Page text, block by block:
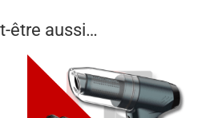
être aussi…